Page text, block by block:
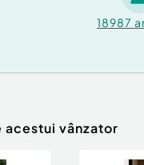
18987
acestui vânzator